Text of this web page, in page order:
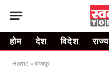
होम देश विदेश राज्य
Home »बीजापुर